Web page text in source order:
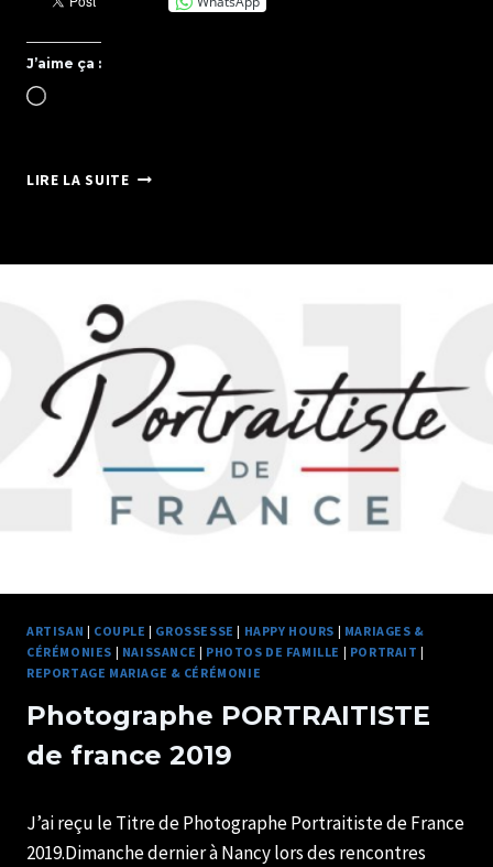
J’aime ça :
Chargement…
LIRE LA SUITECONGRES
L’IMAGE
ARTISAN | COUPLE | GROSSESSE | HAPPY HOURS | MARIAGES &
CÉRÉMONIES | NAISSANCE | PHOTOS DE FAMILLE | PORTRAIT |
REPORTAGE MARIAGE & CÉRÉMONIE
Photographe PORTRAITISTE
de france 2019
U82599339
J’ai reçu le Titre de Photographe Portraitiste de France
2019.Dimanche dernier à Nancy lors des rencontres